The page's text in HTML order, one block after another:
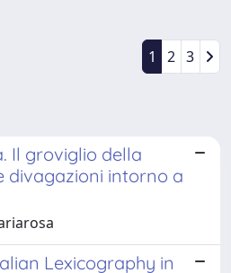
1 2 3
Il groviglio della
divagazioni intorno a
Lexicography in